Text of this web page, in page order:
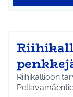
Riihikallioon